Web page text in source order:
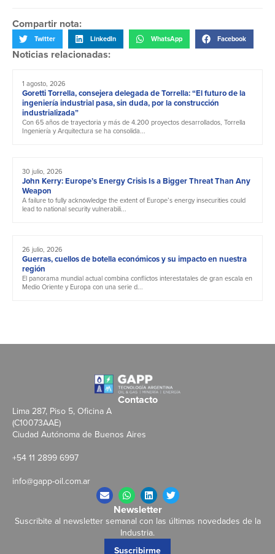
Compartir nota:
Twitter LinkedIn WhatsApp Facebook
Noticias relacionadas:
1 agosto, 2026
Goretti Torrella, consejera delegada de Torrella: “El futuro de la
ingeniería industrial pasa, sin duda, por la construcción
industrializada”
Con 65 años de trayectoria y más de 4.200 proyectos desarrollados, Torrella
Ingeniería y Arquitectura se ha consolida...
30 julio, 2026
John Kerry: Europe’s Energy Crisis Is a Bigger Threat Than Any
Weapon
A failure to fully acknowledge the extent of Europe’s energy insecurities could
lead to national security vulnerabili...
26 julio, 2026
Guerras, cuellos de botella económicos y su impacto en nuestra
región
El panorama mundial actual combina conflictos interestatales de gran escala en
Medio Oriente y Europa con una serie d...
Contacto
Lima 287, Piso 5, Oficina A
(C10073AAE)
Ciudad Autónoma de Buenos Aires
+54 11 2899 6997
info@gapp-oil.com.ar
Newsletter
Suscribite al newsletter semanal con las últimas novedades de la
Industria.
Suscribirme